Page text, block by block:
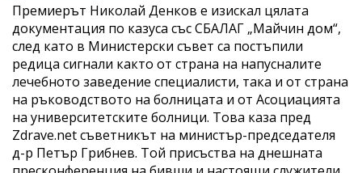
Премиерът Николай Денков е изискал цялата
документация по казуса със СБАЛАГ „Майчин дом“,
след като в Министерски съвет са постъпили
редица сигнали както от страна на напусналите
лечебното заведение специалисти, така и от страна
на ръководството на болницата и от Асоциацията
на университетските болници. Това каза пред
Zdrave.net съветникът на министър-председателя
д-р Петър Грибнев. Той присъства на днешната